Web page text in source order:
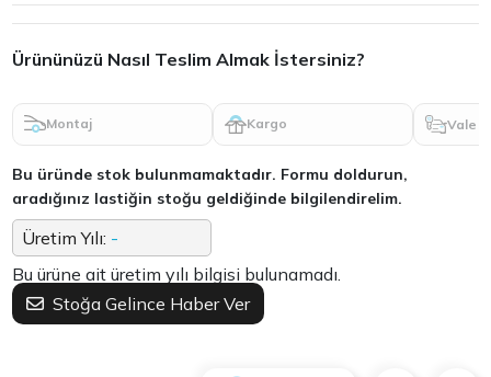
Ürününüzü Nasıl Teslim Almak İstersiniz?
Montaj Kargo Vale
Bu üründe stok bulunmamaktadır. Formu doldurun,
aradığınız lastiğin stoğu geldiğinde bilgilendirelim.
Üretim Yılı: -
Bu ürüne ait üretim yılı bilgisi bulunamadı.
Stoğa Gelince Haber Ver